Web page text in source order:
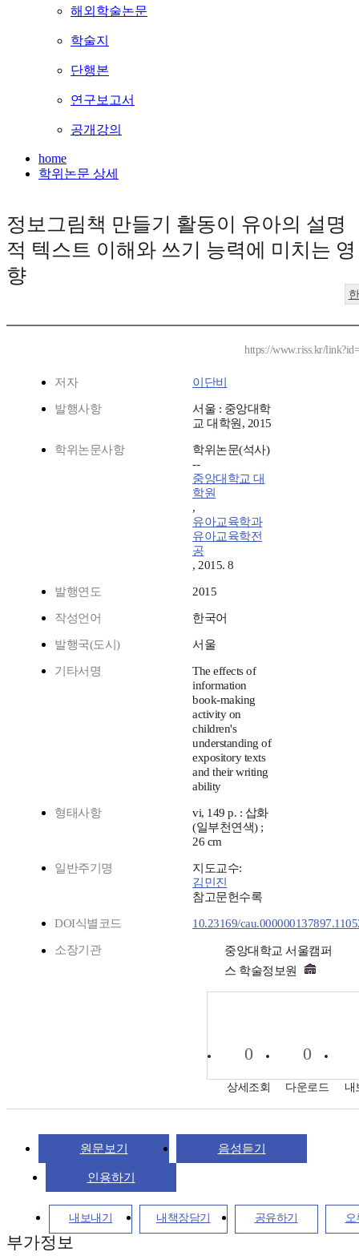
해외학술논문
학술지
단행본
연구보고서
공개강의
home
학위논문 상세
정보그림책 만들기 활동이 유아의 설명
적 텍스트 이해와 쓰기 능력에 미치는 영
향
https://www.riss.kr/
저자 이단비
발행사항
서울 : 중앙대학
교 대학원, 2015
학위논문사항
학위논문(석사)
--
중앙대학교 대
학원
,
유아교육학과
유아교육학전
공
, 2015. 8
발행연도 2015
작성언어 한국어
발행국(도시) 서울
기타서명
The effects of
information
book-making
activity on
children's
understanding of
expository texts
and their writing
ability
형태사항
vi, 149 p. : 삽화
(일부천연색) ;
26 cm
일반주기명
지도교수:
김민진
참고문헌수록
DOI식별코드 10.23169/
소장기관
중앙대학교 서울캠퍼
스 학술정보원
0
상세조회
0
다운로드 내
원문보기 음성듣기
인용하기
내보내기 내책장담기 공유하기 오
부가정보